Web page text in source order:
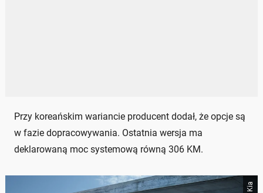
Przy koreańskim wariancie producent dodał, że opcje są
w fazie dopracowywania. Ostatnia wersja ma
deklarowaną moc systemową równą 306 KM.
Kia